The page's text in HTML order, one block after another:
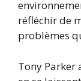
réfléchir de
problèmes
Tony Parker